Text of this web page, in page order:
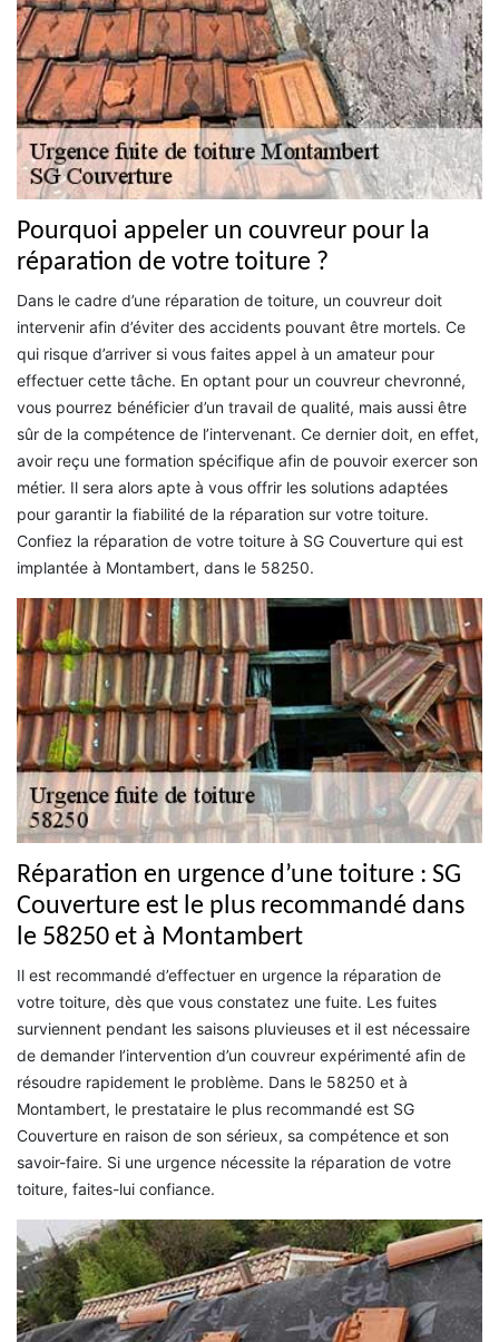
Pourquoi appeler un couvreur pour la
réparation de votre toiture ?
Dans le cadre d’une réparation de toiture, un couvreur doit
intervenir afin d’éviter des accidents pouvant être mortels. Ce
qui risque d’arriver si vous faites appel à un amateur pour
effectuer cette tâche. En optant pour un couvreur chevronné,
vous pourrez bénéficier d’un travail de qualité, mais aussi être
sûr de la compétence de l’intervenant. Ce dernier doit, en effet,
avoir reçu une formation spécifique afin de pouvoir exercer son
métier. Il sera alors apte à vous offrir les solutions adaptées
pour garantir la fiabilité de la réparation sur votre toiture.
Confiez la réparation de votre toiture à SG Couverture qui est
implantée à Montambert, dans le 58250.
Réparation en urgence d’une toiture : SG
Couverture est le plus recommandé dans
le 58250 et à Montambert
Il est recommandé d’effectuer en urgence la réparation de
votre toiture, dès que vous constatez une fuite. Les fuites
surviennent pendant les saisons pluvieuses et il est nécessaire
de demander l’intervention d’un couvreur expérimenté afin de
résoudre rapidement le problème. Dans le 58250 et à
Montambert, le prestataire le plus recommandé est SG
Couverture en raison de son sérieux, sa compétence et son
savoir-faire. Si une urgence nécessite la réparation de votre
toiture, faites-lui confiance.